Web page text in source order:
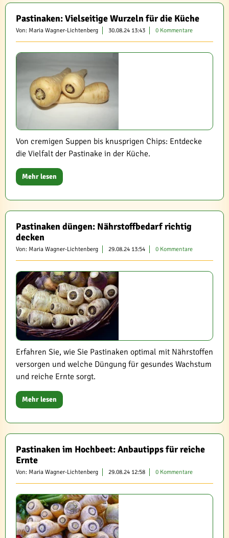
Pastinaken: Vielseitige Wurzeln für die Küche
Von: Maria Wagner-Lichtenberg 30.08.24 13:43 0 Kommentare
Von cremigen Suppen bis knusprigen Chips: Entdecke
die Vielfalt der Pastinake in der Küche.
Mehr lesen
Pastinaken düngen: Nährstoffbedarf richtig
decken
Von: Maria Wagner-Lichtenberg 29.08.24 13:54 0 Kommentare
Erfahren Sie, wie Sie Pastinaken optimal mit Nährstoffen
versorgen und welche Düngung für gesundes Wachstum
und reiche Ernte sorgt.
Mehr lesen
Pastinaken im Hochbeet: Anbautipps für reiche
Ernte
Von: Maria Wagner-Lichtenberg 29.08.24 12:58 0 Kommentare